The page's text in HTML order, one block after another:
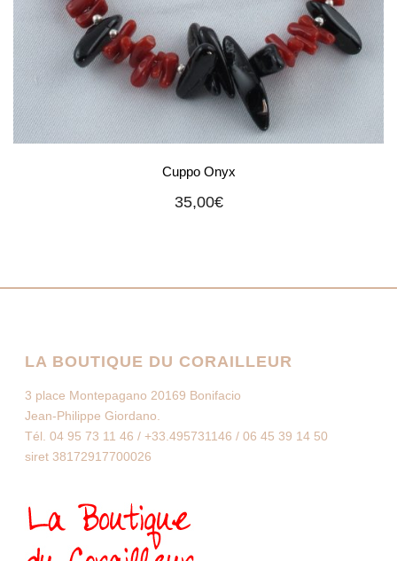
Cuppo Onyx
35,00€
LA BOUTIQUE DU CORAILLEUR
3 place Montepagano 20169 Bonifacio
Jean-Philippe Giordano.
Tél. 04 95 73 11 46 / +33.495731146 / 06 45 39 14 50
siret 38172917700026